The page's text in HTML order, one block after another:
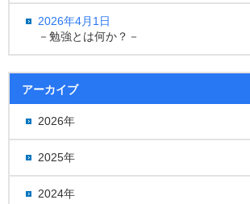
2026年4月1日
－勉強とは何か？－
アーカイブ
2026年
2025年
2024年